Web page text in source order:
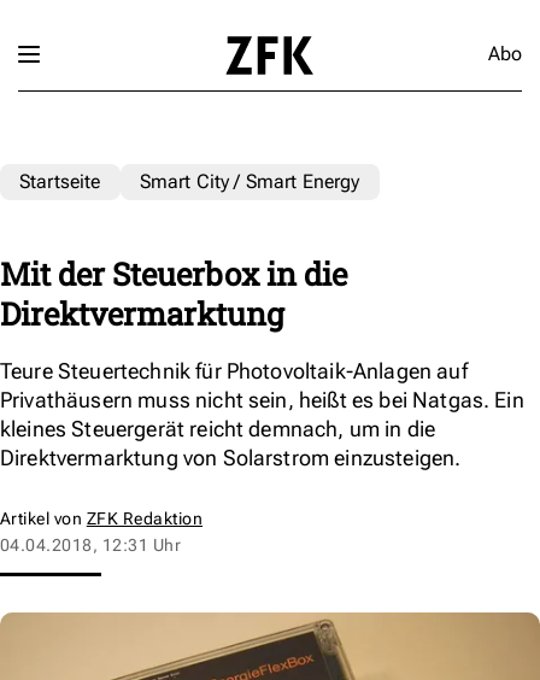
Abo
Startseite Smart City / Smart Energy
Mit der Steuerbox in die
Direktvermarktung
Teure Steuertechnik für Photovoltaik-Anlagen auf
Privathäusern muss nicht sein, heißt es bei Natgas. Ein
kleines Steuergerät reicht demnach, um in die
Direktvermarktung von Solarstrom einzusteigen.
Artikel von ZFK Redaktion
04.04.2018, 12:31 Uhr